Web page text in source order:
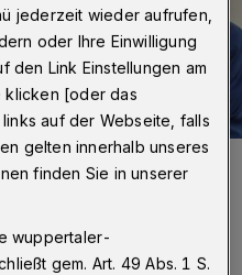
und Prokuristin Dr. Annika
Dr. h.c. Ernst-Andreas Ziegler,
Ehrenbürgerrecht verliehen
jederzeit wieder aufrufen,
oder Ihre Einwilligung
den Link Einstellungen am
klicken [oder das
auf der Webseite, falls
gelten innerhalb unseres
finden Sie in unserer
wuppertaler-
gem. Art. 49 Abs. 1 S.